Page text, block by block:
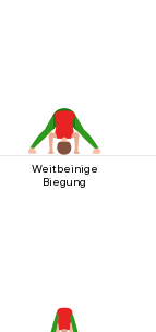
Weitbeinige
Biegung